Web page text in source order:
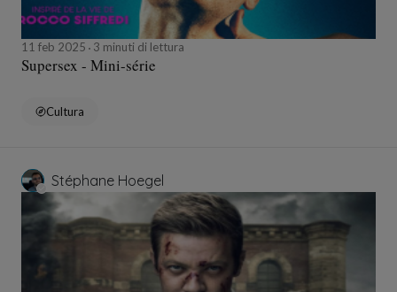
11 feb 2025 3 minuti di lettura
Supersex - Mini-série
Cultura
Stéphane Hoegel